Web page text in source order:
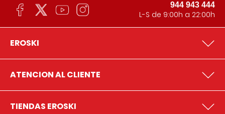
944 943 444
L-S de 9:00h a 22:00h
EROSKI
ATENCION AL CLIENTE
TIENDAS EROSKI